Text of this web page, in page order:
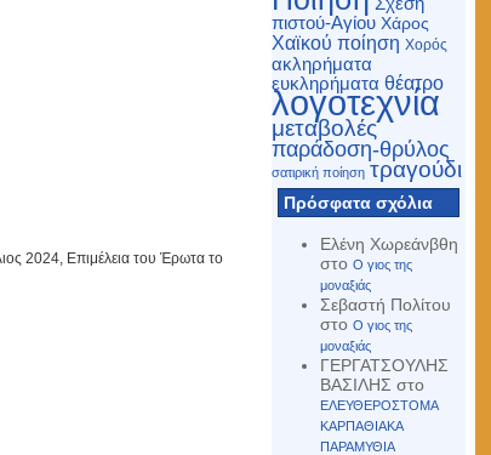
πιστού-Αγίου Χάρος
Χαϊκού ποίηση Χορός
ακληρήματα
ευκληρήματα θέατρο
λογοτεχνία
μεταβολές
παράδοση-θρύλος
σατιρική ποίηση τραγούδι
Πρόσφατα σχόλια
Ελένη Χωρεάνβθη
στο Ο γιος της
μοναξιάς
Σεβαστή Πολίτου
στο Ο γιος της
μοναξιάς
ΓΕΡΓΑΤΣΟΥΛΗΣ
ΒΑΣΙΛΗΣ στο
ΕΛΕΥΘΕΡΟΣΤΟΜΑ
ΚΑΡΠΑΘΙΑΚΑ
ΠΑΡΑΜΥΘΙΑ
2024, Επιμέλεια του Έρωτα το